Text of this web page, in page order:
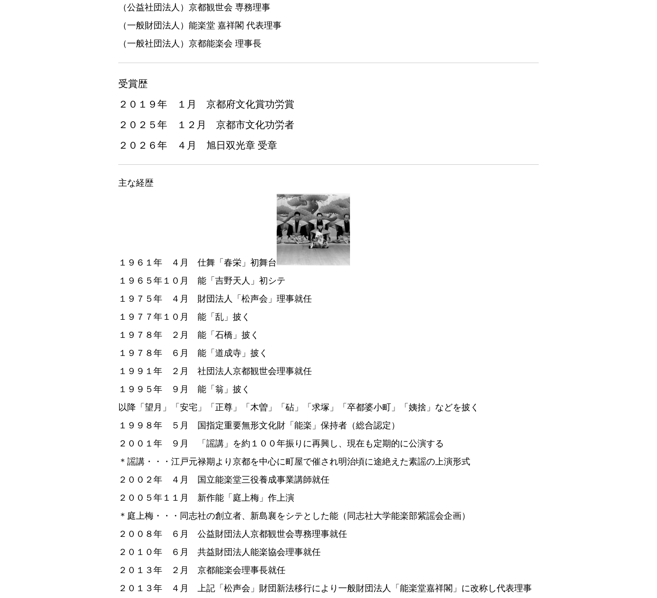
（公益社団法人）京都観世会 専務理事
（一般財団法人）能楽堂 嘉祥閣 代表理事
（一般社団法人）京都能楽会 理事長
受賞歴
２０１９年 １月 京都府文化賞功労賞
２０２５年 １２月 京都市文化功労者
２０２６年 ４月 旭日双光章 受章
主な経歴
１９６１年 ４月 仕舞「春栄」初舞台
１９６５年１０月 能「吉野天人」初シテ
１９７５年 ４月 財団法人「松声会」理事就任
１９７７年１０月 能「乱」披く
１９７８年 ２月 能「石橋」披く
１９７８年 ６月 能「道成寺」披く
１９９１年 ２月 社団法人京都観世会理事就任
１９９５年 ９月 能「翁」披く
以降「望月」「安宅」「正尊」「木曽」「砧」「求塚」「卒都婆小町」「姨捨」などを披く
１９９８年 ５月 国指定重要無形文化財「能楽」保持者（総合認定）
２００１年 ９月 「謡講」を約１００年振りに再興し、現在も定期的に公演する
＊謡講・・・江戸元禄期より京都を中心に町屋で催され明治頃に途絶えた素謡の上演形式
２００２年 ４月 国立能楽堂三役養成事業講師就任
２００５年１１月 新作能「庭上梅」作上演
＊庭上梅・・・同志社の創立者、新島襄をシテとした能（同志社大学能楽部紫謡会企画）
２００８年 ６月 公益財団法人京都観世会専務理事就任
２０１０年 ６月 共益財団法人能楽協会理事就任
２０１３年 ２月 京都能楽会理事長就任
２０１３年 ４月 上記「松声会」財団新法移行により一般財団法人「能楽堂嘉祥閣」に改称し代表理事